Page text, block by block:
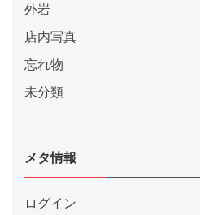
外岩
店内写真
忘れ物
未分類
メタ情報
ログイン